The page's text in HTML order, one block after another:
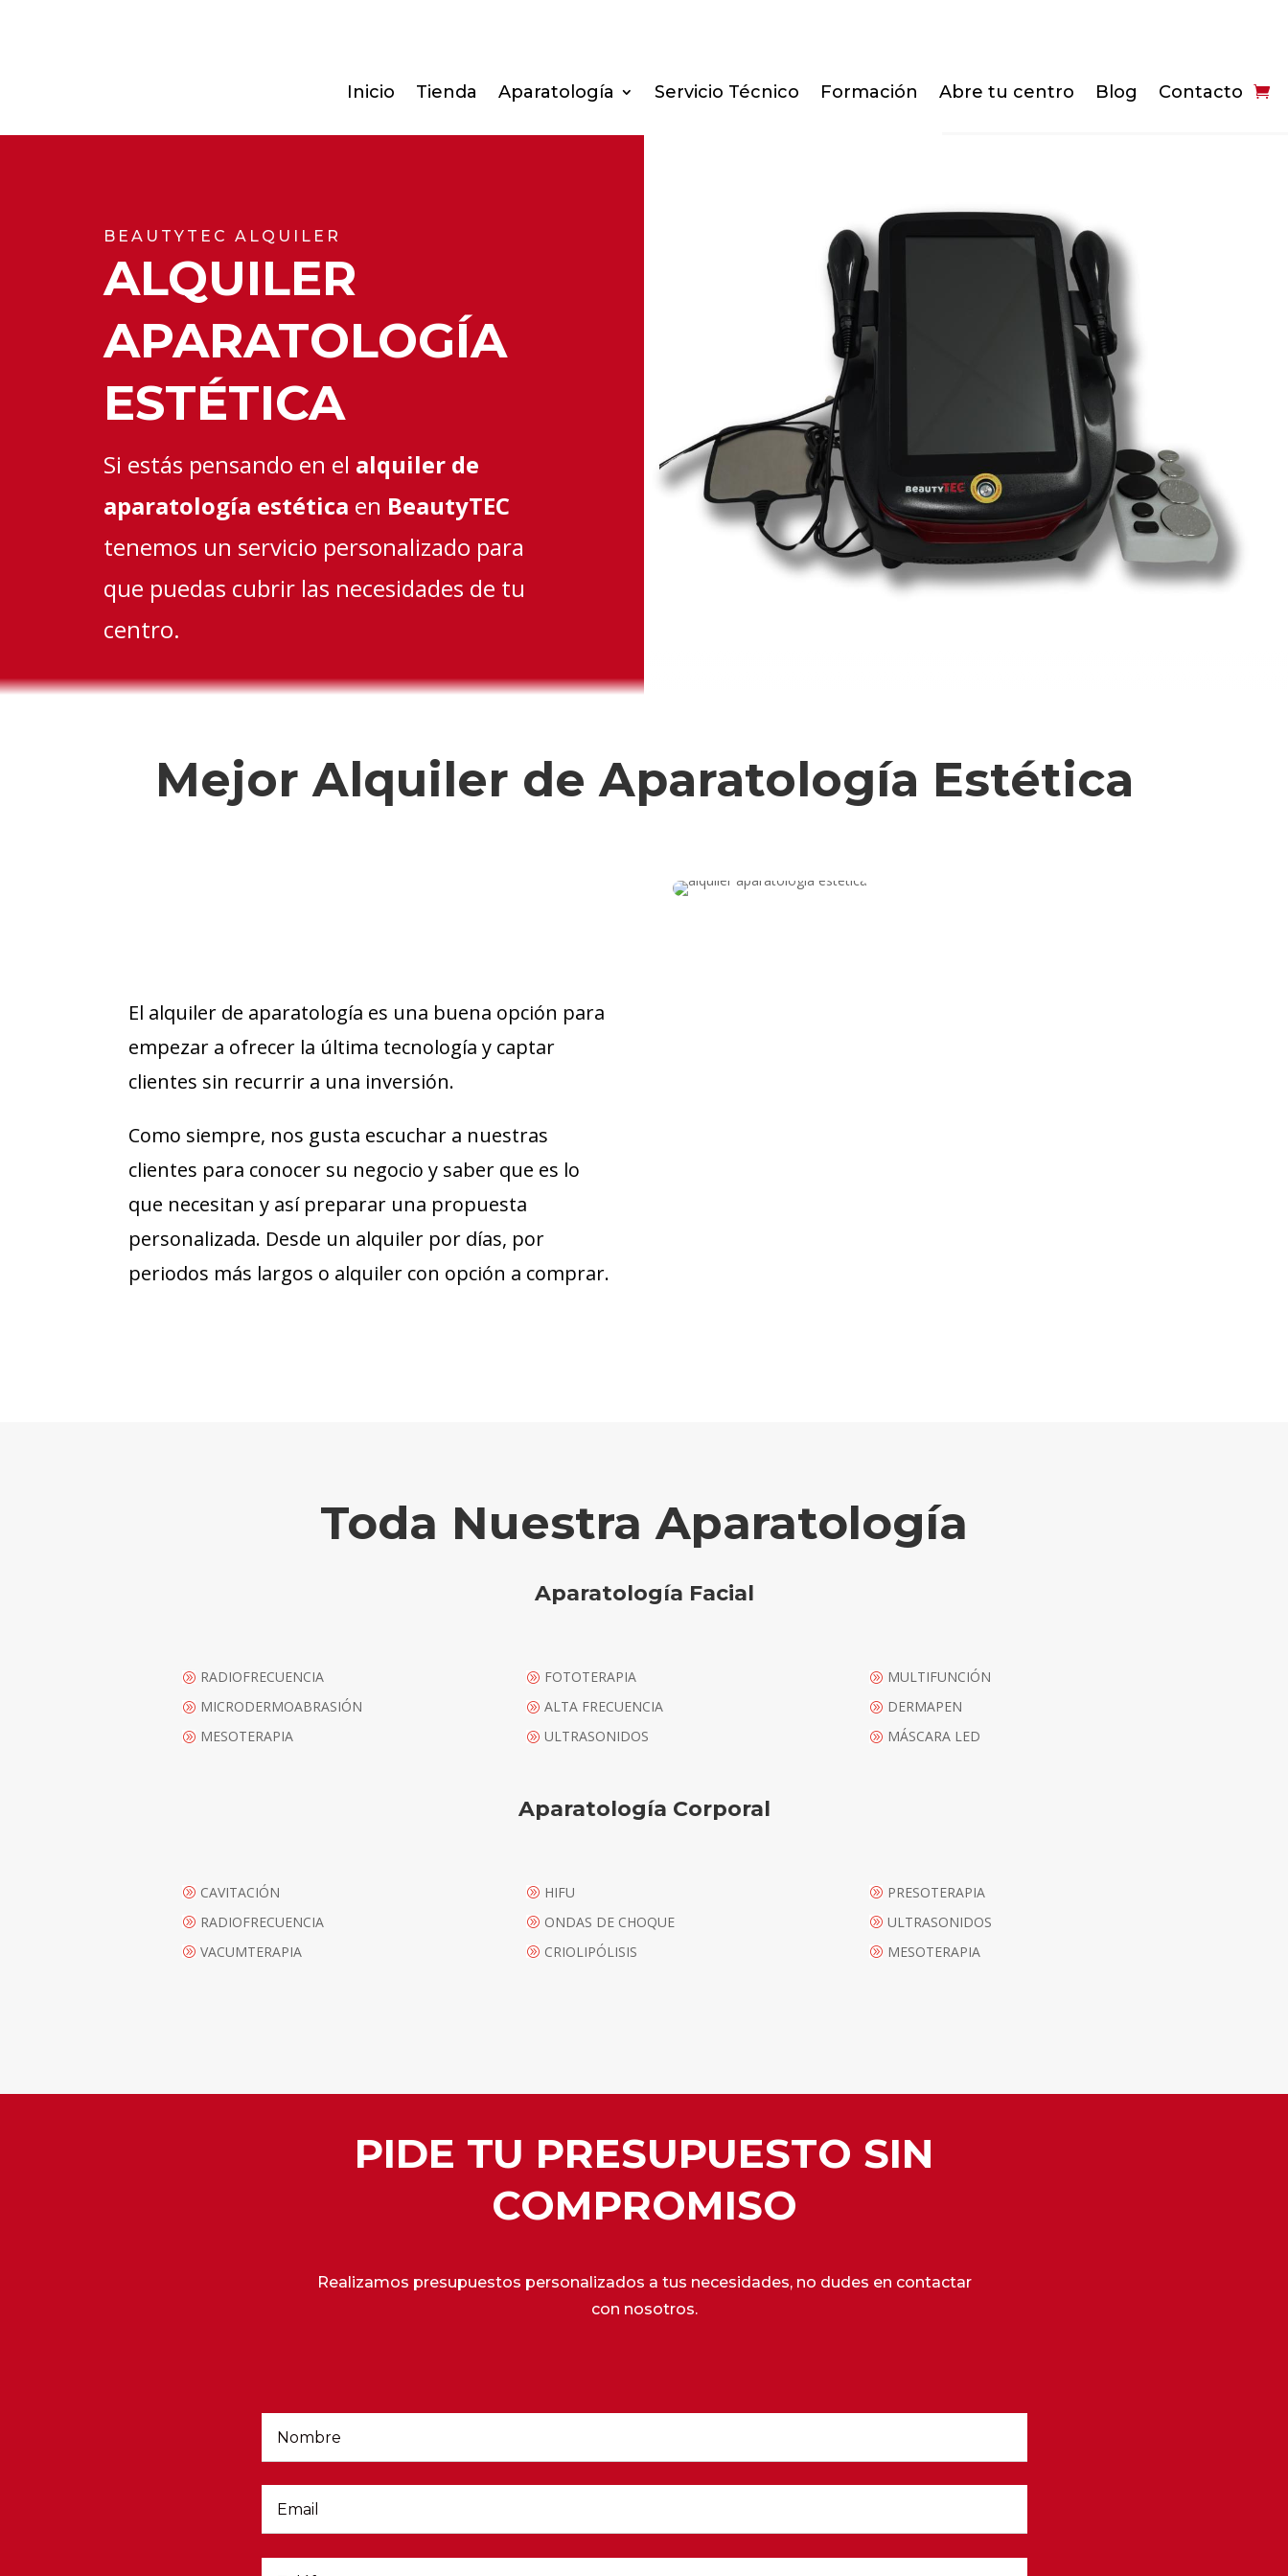
Inicio Tienda Aparatología Servicio Técnico Formación Abre tu centro Blog Contacto
BEAUTYTEC ALQUILER
ALQUILER
APARATOLOGÍA
ESTÉTICA
Si estás pensando en el alquiler de
aparatología estética en BeautyTEC
tenemos un servicio personalizado para
que puedas cubrir las necesidades de tu
centro.
Mejor Alquiler de Aparatología Estética
El alquiler de aparatología es una buena opción para
empezar a ofrecer la última tecnología y captar
clientes sin recurrir a una inversión.
Como siempre, nos gusta escuchar a nuestras
clientes para conocer su negocio y saber que es lo
que necesitan y así preparar una propuesta
personalizada. Desde un alquiler por días, por
periodos más largos o alquiler con opción a comprar.
Toda Nuestra Aparatología
Aparatología Facial
A RADIOFRECUENCIA
A MICRODERMOABRASIÓN
A MESOTERAPIA
A FOTOTERAPIA
A ALTA FRECUENCIA
A ULTRASONIDOS
A MULTIFUNCIÓN
A DERMAPEN
A MÁSCARA LED
Aparatología Corporal
A CAVITACIÓN
A RADIOFRECUENCIA
A VACUMTERAPIA
A HIFU
A ONDAS DE CHOQUE
A CRIOLIPÓLISIS
A PRESOTERAPIA
A ULTRASONIDOS
A MESOTERAPIA
PIDE TU PRESUPUESTO SIN
COMPROMISO
Realizamos presupuestos personalizados a tus necesidades, no dudes en contactar
con nosotros.